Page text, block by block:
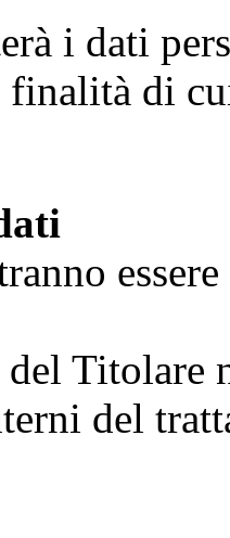
i dati
finalità di
Titolare
del